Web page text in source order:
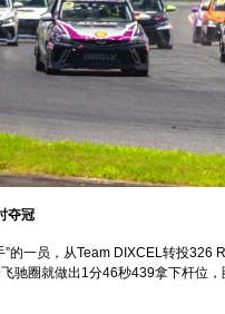
夺冠
的一员，从Team DIXCEL转投
驰圈就做出1分46秒439拿下杆位